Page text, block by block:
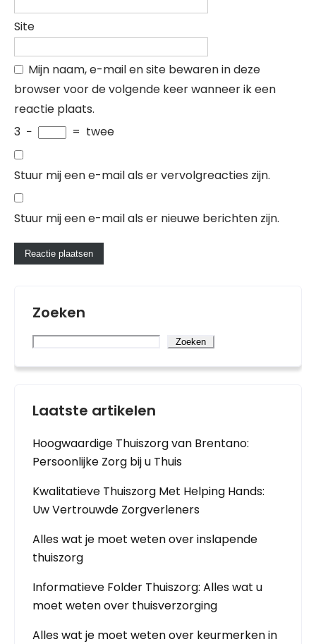
Site
Mijn naam, e-mail en site bewaren in deze
browser voor de volgende keer wanneer ik een
reactie plaats.
3 − = twee
Stuur mij een e-mail als er vervolgreacties zijn.
Stuur mij een e-mail als er nieuwe berichten zijn.
Zoeken
Zoeken
Laatste artikelen
Hoogwaardige Thuiszorg van Brentano:
Persoonlijke Zorg bij u Thuis
Kwalitatieve Thuiszorg Met Helping Hands:
Uw Vertrouwde Zorgverleners
Alles wat je moet weten over inslapende
thuiszorg
Informatieve Folder Thuiszorg: Alles wat u
moet weten over thuisverzorging
Alles wat je moet weten over keurmerken in